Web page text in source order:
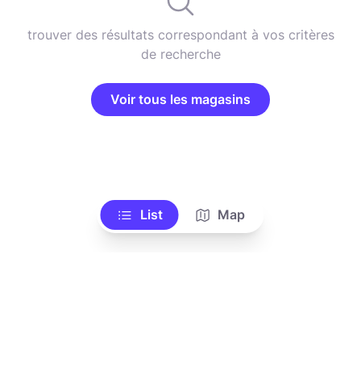
trouver des résultats correspondant à vos critères
de recherche
Voir tous les magasins
List Map